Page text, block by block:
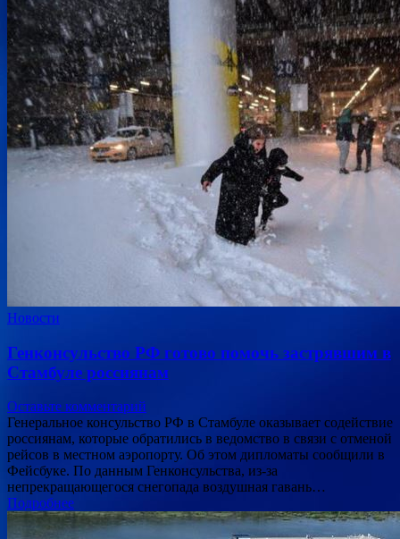
Новости
Генконсульство РФ готово помочь застрявшим в
Стамбуле россиянам
Оставьте комментарий
Генеральное консульство РФ в Стамбуле оказывает содействие
россиянам, которые обратились в ведомство в связи с отменой
рейсов в местном аэропорту. Об этом дипломаты сообщили в
Фейсбуке. По данным Генконсульства, из-за
непрекращающегося снегопада воздушная гавань…
Подробнее